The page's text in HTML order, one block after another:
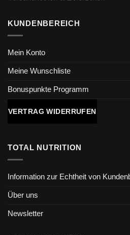
KUNDENBEREICH
Mein Konto
Meine Wunschliste
Bonuspunkte Programm
VERTRAG WIDERRUFEN
TOTAL NUTRITION
Information zur Echtheit von
Über uns
Newsletter